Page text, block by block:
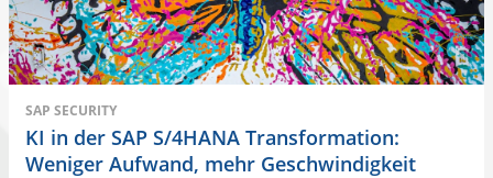
SAP SECURITY
KI in der SAP S/4HANA Transformation:
Weniger Aufwand, mehr Geschwindigkeit